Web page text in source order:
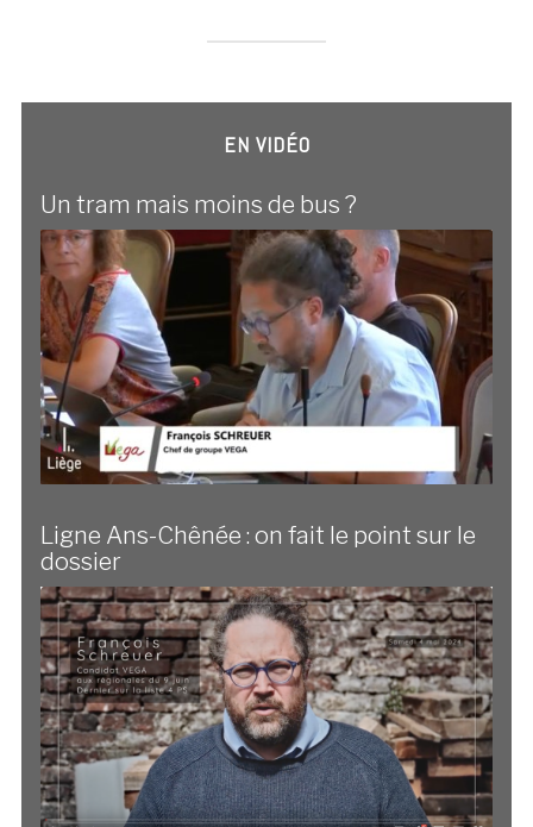
EN VIDÉO
Un tram mais moins de bus ?
Ligne Ans-Chênée : on fait le point sur le
dossier